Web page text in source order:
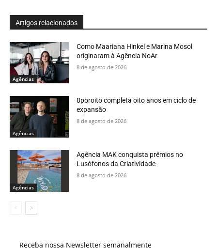
Artigos relacionados
Agências
Como Maariana Hinkel e Marina Mosol
originaram à Agência NoAr
8 de agosto de 2026
Agências
8poroito completa oito anos em ciclo de
expansão
8 de agosto de 2026
Agências
Agência MAK conquista prêmios no
Lusófonos da Criatividade
8 de agosto de 2026
Receba nossa Newsletter semanalmente